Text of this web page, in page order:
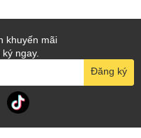
khuyến mãi
ngay.
Đăng ký